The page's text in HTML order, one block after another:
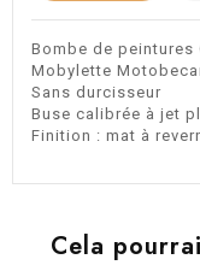
Bombe de peintures
Mobylette
Sans durcisseur
Buse calibrée à jet
Finition : mat à
Cela